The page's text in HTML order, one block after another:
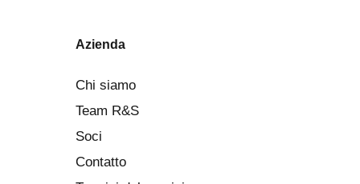
Azienda
Chi siamo
Team R&S
Soci
Contatto